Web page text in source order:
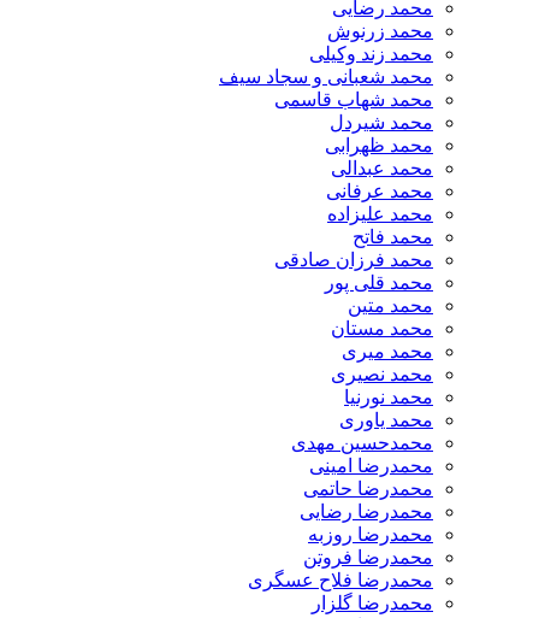
محمد رضایی
محمد زرنوش
محمد زند وکیلی
محمد شعبانی و سجاد سیف
محمد شهاب قاسمی
​محمد شیردل
محمد ظهرابی
محمد عبدالی
محمد عرفانی
محمد علیزاده
محمد فاتح
محمد فرزان صادقی
محمد قلی پور
محمد متین
محمد مستان
محمد میری
محمد نصیری
محمد نورنیا
محمد یاوری
محمدحسین مهدی
محمدرضا امینی
محمدرضا حاتمی
محمدرضا رضایی
محمدرضا روزبه
محمدرضا فروتن
محمدرضا فلاح عسگری
محمدرضا گلزار